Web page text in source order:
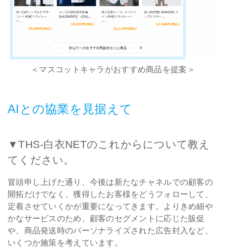
＜マスコットキャラがおすすめ商品を提案＞
AIとの協業を見据えて
▼THS-白衣NETのこれからについて教え
てください。
冒頭申し上げた通り、今後は新たなチャネルでの顧客の
開拓だけでなく、獲得したお客様をどうフォローして、
定着させていくかが重要になってきます。よりきめ細や
かなサービスのため、顧客のセグメントに応じた販促
や、商品発送時のパーソナライズされた広告封入など、
いくつか施策を考えています。